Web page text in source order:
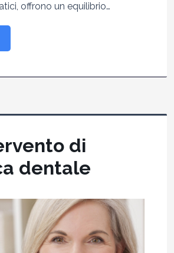
offrono un equilibrio…
di
dentale